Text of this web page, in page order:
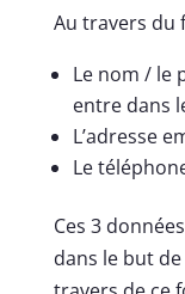
Au travers du
Le nom / le
entre dans
L’adresse
Le
Ces 3
dans le but